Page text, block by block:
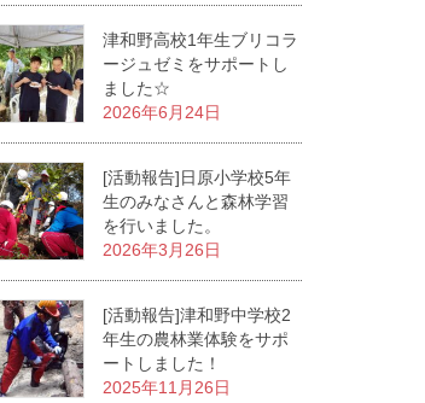
津和野高校1年生ブリコラ
ージュゼミをサポートし
ました☆
2026年6月24日
[活動報告]日原小学校5年
生のみなさんと森林学習
を行いました。
2026年3月26日
[活動報告]津和野中学校2
年生の農林業体験をサポ
ートしました！
2025年11月26日